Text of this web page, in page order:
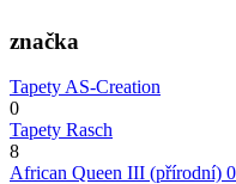
značka
Tapety AS-Creation
0
Tapety Rasch
8
African Queen III (přírodní) 0